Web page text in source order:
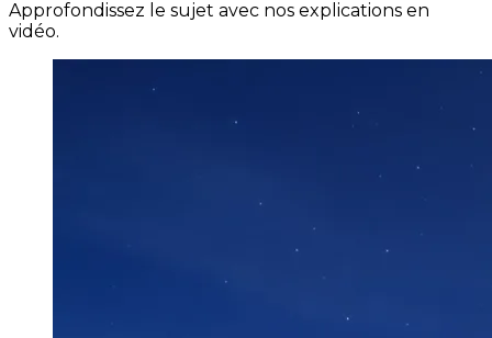
Approfondissez le sujet avec nos explications en
vidéo.